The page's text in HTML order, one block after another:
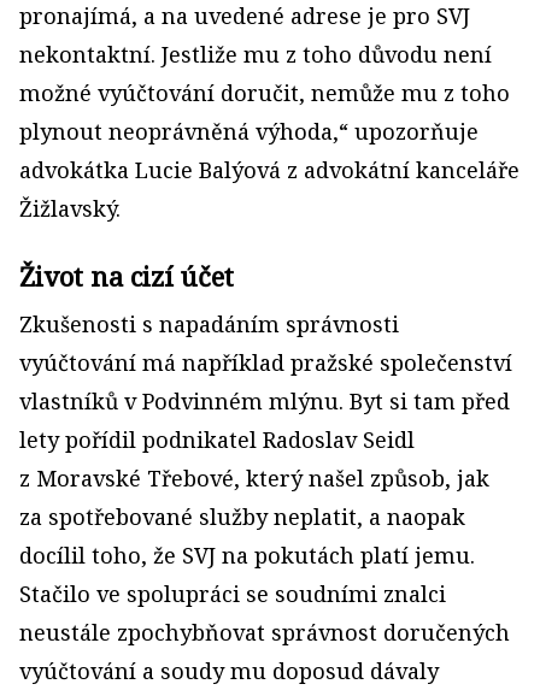
pronajímá, a na uvedené adrese je pro SVJ
nekontaktní. Jestliže mu z toho důvodu není
možné vyúčtování doručit, nemůže mu z toho
plynout neoprávněná výhoda,“ upozorňuje
advokátka Lucie Balýová z advokátní kanceláře
Žižlavský.
Život na cizí účet
Zkušenosti s napadáním správnosti
vyúčtování má například pražské společenství
vlastníků v Podvinném mlýnu. Byt si tam před
lety pořídil podnikatel Radoslav Seidl
z Moravské Třebové, který našel způsob, jak
za spotřebované služby neplatit, a naopak
docílil toho, že SVJ na pokutách platí jemu.
Stačilo ve spolupráci se soudními znalci
neustále zpochybňovat správnost doručených
vyúčtování a soudy mu doposud dávaly